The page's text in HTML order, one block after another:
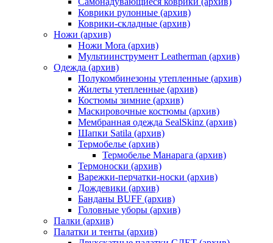
Коврики рулонные (архив)
Коврики-складные (архив)
Ножи (архив)
Ножи Mora (архив)
Мультиинструмент Leatherman (архив)
Одежда (архив)
Полукомбинезоны утепленные (архив)
Жилеты утепленные (архив)
Костюмы зимние (архив)
Маскировочные костюмы (архив)
Мембранная одежда SealSkinz (архив)
Шапки Satila (архив)
Термобелье (архив)
Термобелье Манарага (архив)
Термоноски (архив)
Варежки-перчатки-носки (архив)
Дождевики (архив)
Банданы BUFF (архив)
Головные уборы (архив)
Палки (архив)
Палатки и тенты (архив)